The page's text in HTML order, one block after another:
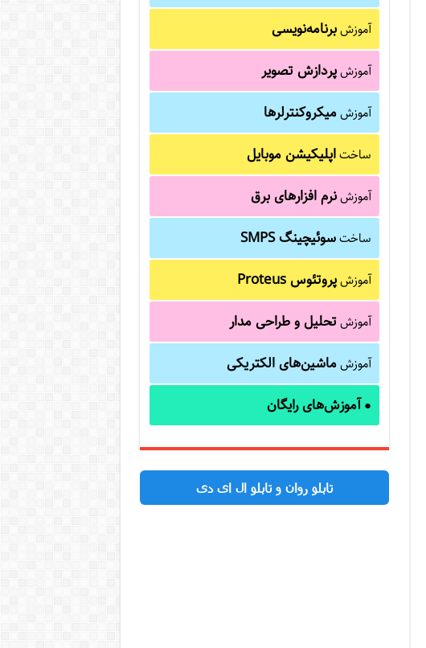
آموزشبرنامه‌نویسی
آموزشپردازش تصویر
آموزشمیکروکنترلرها
ساختاپلیکیشن موبایل
آموزشنرم افزارهای برق
ساختسوئیچینگ SMPS
آموزشپروتئوس Proteus
آموزشتحلیل و طراحی مدار
آموزشماشین‌های الکتریکی
●آموزش‌های رایگان
تابلو روان و تابلو ال ای دی